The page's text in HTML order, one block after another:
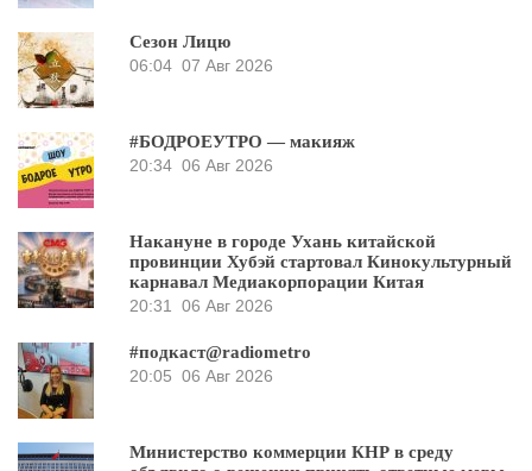
Сезон Лицю
06:04 07 Авг 2026
#БОДРОЕУТРО — макияж
20:34 06 Авг 2026
Накануне в городе Ухань китайской
провинции Хубэй стартовал Кинокультурный
карнавал Медиакорпорации Китая
20:31
06 Авг 2026
#подкаст@radiometro
20:05 06 Авг 2026
Министерство коммерции КНР в среду